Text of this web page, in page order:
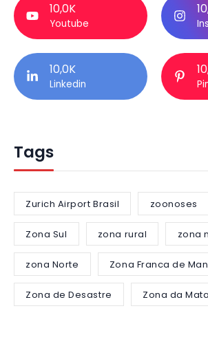
10,0K
Youtube
10,0K
Linkedin
Tags
Zurich Airport Brasil zoonoses
Zona Sul zona rural zona
zona Norte Zona Franca de
Zona de Desastre Zona da